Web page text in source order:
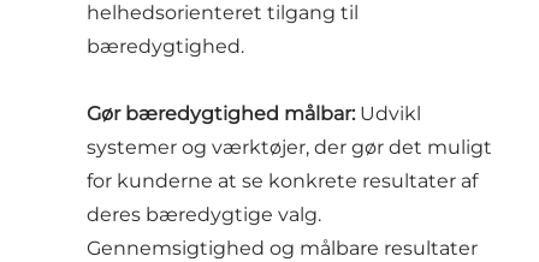
helhedsorienteret tilgang til
bæredygtighed.
Gør bæredygtighed målbar: Udvikl
systemer og værktøjer, der gør det muligt
for kunderne at se konkrete resultater af
deres bæredygtige valg.
Gennemsigtighed og målbare resultater